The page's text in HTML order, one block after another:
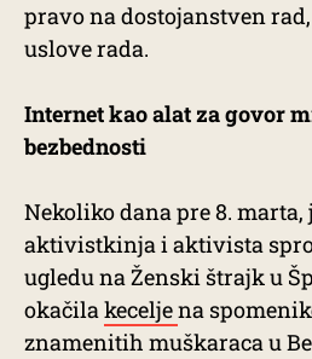
pravo na dostojanstven
uslove rada.
Internet kao alat za govor
bezbednosti
Nekoliko dana pre 8. marta,
aktivistkinja i aktivista
ugledu na Ženski štrajk u
okačilakeceljena
znamenitih muškaraca u